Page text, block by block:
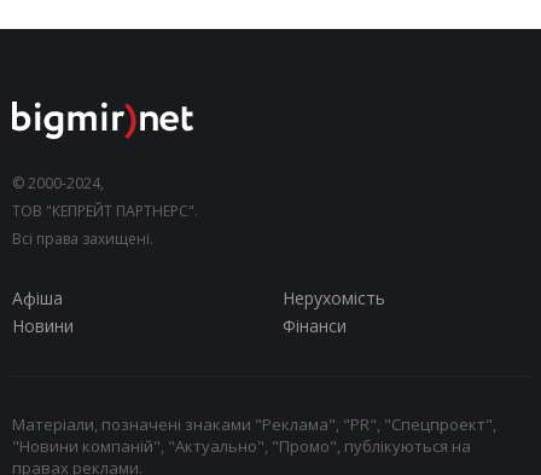
© 2000-2024,
ТОВ "КЕПРЕЙТ ПАРТНЕРС".
Всі права захищені.
Афіша
Нерухомість
Новини
Фінанси
Матеріали, позначені знаками "Реклама", "PR", "Спецпроект",
"Новини компаній", "Актуально", "Промо", публікуються на
правах реклами.